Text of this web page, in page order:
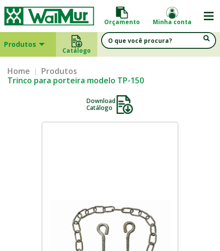
Orçamento Minha conta
Produtos
Catálogo
Home
Produtos
Trinco para porteira modelo TP-150
Download
Catálogo